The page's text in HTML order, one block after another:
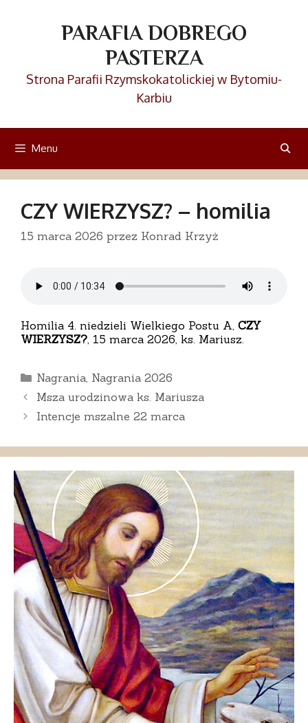
PARAFIA DOBREGO
PASTERZA
Strona Parafii Rzymskokatolickiej w Bytomiu-
Karbiu
Menu
CZY WIERZYSZ? – homilia
15 marca 2026 przez Konrad Krzyż
Homilia 4. niedzieli Wielkiego Postu A, CZY
WIERZYSZ?, 15 marca 2026, ks. Mariusz.
Kategorie
Nagrania, Nagrania 2026
Msza urodzinowa ks. Mariusza
Intencje mszalne 22 marca